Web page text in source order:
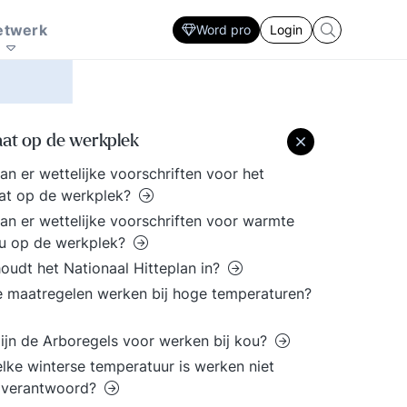
Word pro Login
Lastige
een
publiek, een
loopt, een
gesprek waar
kijkt. Doe
voordeel met de
binnen
kennisbank.
sector. Ontwikkel
Strategisch HRM, De
projecten? Ieder zijn
eigen specialisme en
vaardigheden. Volg de
professional.
Strategie ontwikkeling en uitvoering
en sociale innovatie
marketing prikkel
op de werkplek
er wettelijke voorschriften voor het
op de werkplek?
er wettelijke voorschriften voor warmte
op de werkplek?
het Nationaal Hitteplan in?
maatregelen werken bij hoge temperaturen?
de Arboregels voor werken bij kou?
winterse temperatuur is werken niet